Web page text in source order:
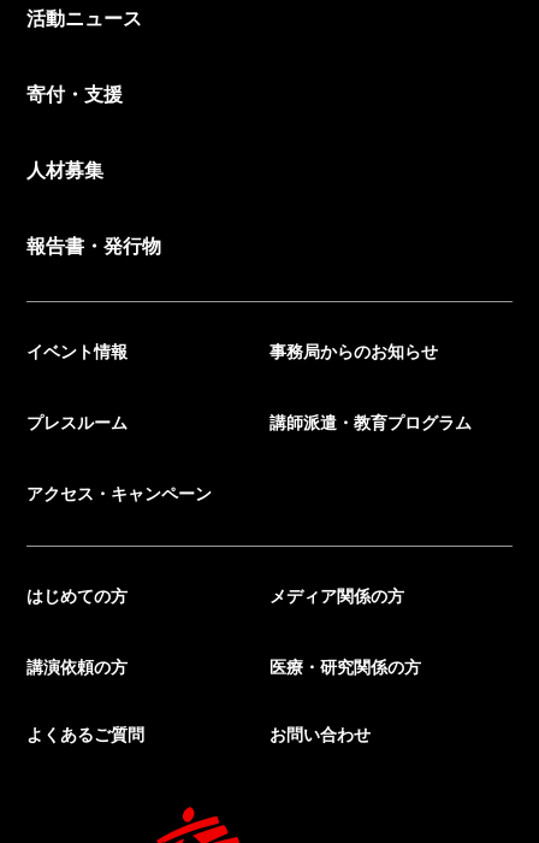
活動ニュース
寄付・支援
人材募集
報告書・発行物
イベント情報 事務局からのお知らせ
プレスルーム 講師派遣・教育プログラム
アクセス・キャンペーン
はじめての方 メディア関係の方
講演依頼の方 医療・研究関係の方
よくあるご質問 お問い合わせ